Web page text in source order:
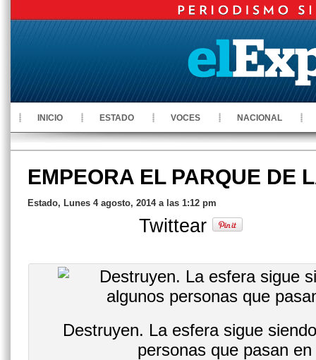
INICIO ESTADO VOCES NACIONAL
EMPEORA EL PARQUE DE
Estado, Lunes 4 agosto, 2014 a las 1:12 pm
Twittear
Destruyen. La esfera sigue
personas que pasan